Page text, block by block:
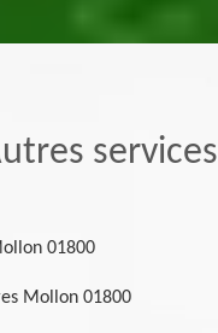
services
01800
Mollon 01800